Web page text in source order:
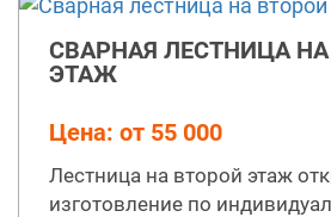
СВАРНАЯ ЛЕСТНИЦА
ЭТАЖ
Цена: от 55 000
Лестница на второй этаж
изготовление по